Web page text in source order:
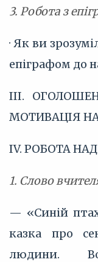
3. Робота з
· Як ви
епіграфом до
III.
МОТИВАЦІЯ
IV. РОБОТА
1. Слово
— «Синій
казка про
людини.